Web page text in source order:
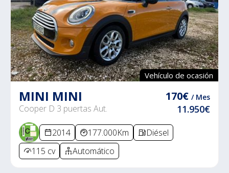
Vehículo de ocasión
MINI MINI
Cooper D 3 puertas Aut.
170€ / Mes
11.950€
2014 177.000Km
Diésel
115 cv
Automático